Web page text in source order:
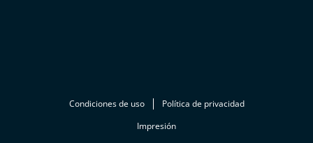
Condiciones de uso
Política de privacidad
Impresión